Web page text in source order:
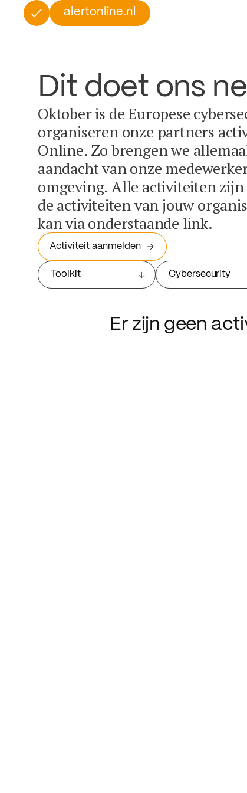
alertonline.nl
Dit doet ons
Oktober is de Europese
organiseren onze partners
Online. Zo brengen we
aandacht van onze
omgeving. Alle activiteiten zijn
de activiteiten van jouw
kan via onderstaande link.
Activiteit aanmelden
Toolkit Cybersecurity
Er zijn geen